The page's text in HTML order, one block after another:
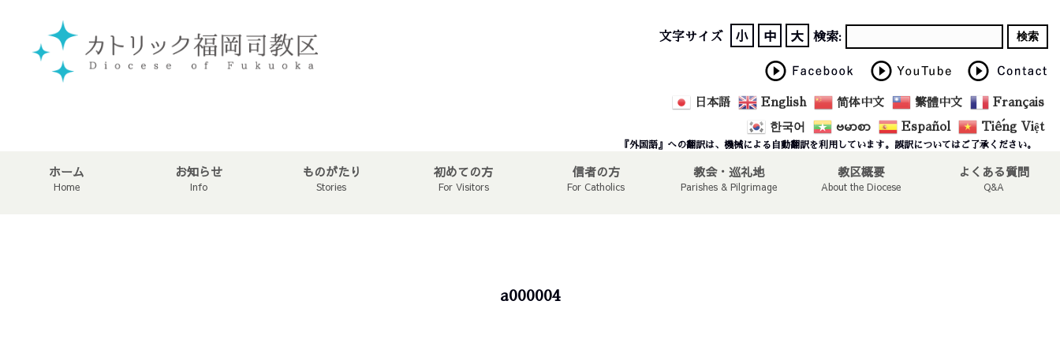
文字サイズ 小 中 大 検索:
日本語 English 简体中文 繁體中文 Français
한국어 ဗမာစာ Español Tiếng Việt
『外国語』への翻訳は、機械による自動翻訳を利用しています。誤訳についてはご了承ください。
ホーム
Home
お知らせ
Info
ものがたり
Stories
初めての方
For Visitors
信者の方
For Catholics
教会・巡礼地
Parishes & Pilgrimage
教区概要
About the Diocese
よくある質問
Q&A
a000004